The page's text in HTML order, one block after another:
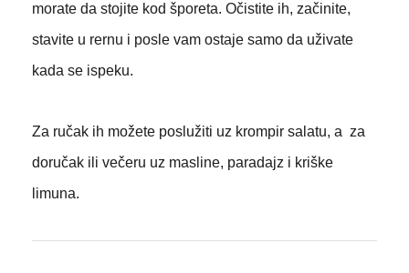
morate da stojite kod šporeta. Očistite ih, začinite,
stavite u rernu i posle vam ostaje samo da uživate
kada se ispeku.
Za ručak ih možete poslužiti uz krompir salatu, a za
doručak ili večeru uz masline, paradajz i kriške
limuna.